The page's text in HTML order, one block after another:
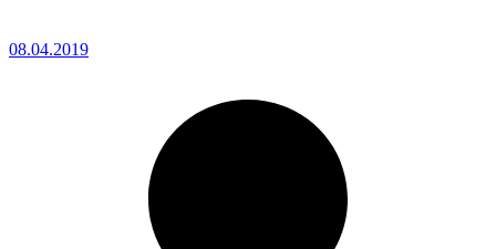
08.04.2019